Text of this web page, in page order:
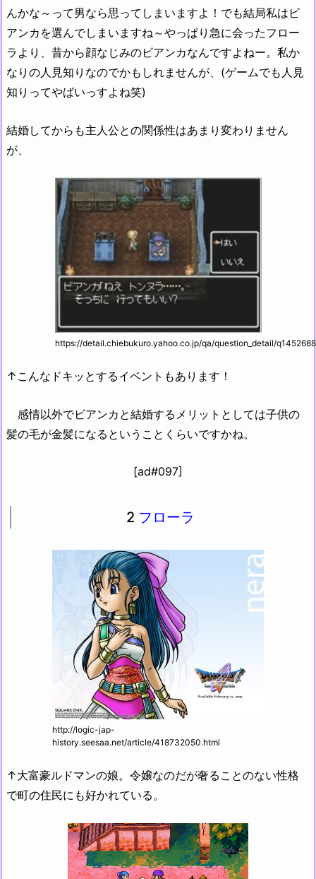
んかな～って男なら思ってしまいますよ！でも結局私はビ
アンカを選んでしまいますね～やっぱり急に会ったフロー
ラより、昔から顔なじみのビアンカなんですよねー。私か
なりの人見知りなのでかもしれませんが、(ゲームでも人見
知りってやばいっすよね笑)
結婚してからも主人公との関係性はあまり変わりません
が、
https://detail.chiebukuro.yahoo.co.jp/qa/question_detail/
↑こんなドキッとするイベントもあります！
感情以外でビアンカと結婚するメリットとしては子供の
髪の毛が金髪になるということくらいですかね。
[ad#097]
2 フローラ
http://logic-jap-
history.seesaa.net/article/418732050.html
↑大富豪ルドマンの娘。令嬢なのだが奢ることのない性格
で町の住民にも好かれている。